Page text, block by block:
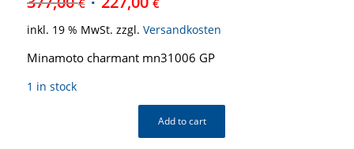
inkl. 19 % MwSt. zzgl. Versandkosten
Minamoto charmant mn31006 GP
1 in stock
Add to cart